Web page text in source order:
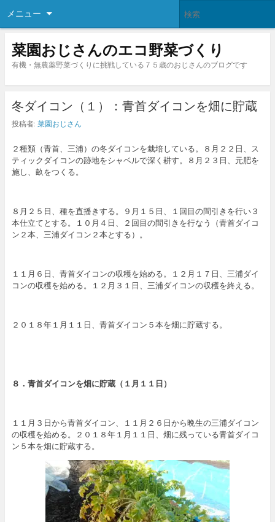
メニュー
菜園おじさんのエコ野菜づくり
有機・無農薬野菜づくりに挑戦している７５歳のおじさんのブログです
冬ダイコン（１）：青首ダイコンを畑に貯蔵
投稿者: 菜園おじさん
２種類（青首、三浦）の冬ダイコンを栽培している。８月２２日、ス
ティックダイコンの跡地をシャベルで深く耕す。８月２３日、元肥を
施し、畝をつくる。
８月２５日、種を直播きする。９月１５日、１回目の間引きを行い３
本仕立てとする。１０月４日、２回目の間引きを行なう（青首ダイコ
ン２本、三浦ダイコン２本とする）。
１１月６日、青首ダイコンの収穫を始める。１２月１７日、三浦ダイ
コンの収穫を始める。１２月３１日、三浦ダイコンの収穫を終える。
２０１８年１月１１日、青首ダイコン５本を畑に貯蔵する。
８．青首ダイコンを畑に貯蔵（１月１１日）
１１月３日から青首ダイコン、１１月２６日から晩生の三浦ダイコン
の収穫を始める。２０１８年１月１１日、畑に残っている青首ダイコ
ン５本を畑に貯蔵する。